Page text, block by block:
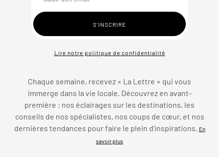
Lire notre politique de confidentialité
Chaque semaine, recevez « La Lettre » qui vous
immerge dans la vie locale. Découvrez en avant-
première : nos éclairages sur les destinations, les
conseils de nos spécialistes, nos coups de cœur, et nos
dernières tendances pour faire le plein d’inspirations.
En
savoir plus